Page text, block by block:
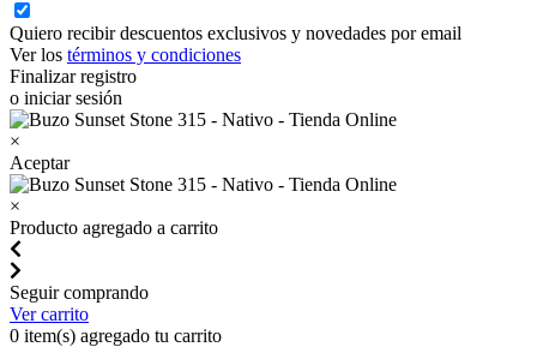
Quiero recibir descuentos exclusivos y novedades por email
Ver los términos y condiciones
Finalizar registro
o iniciar sesión
×
Aceptar
×
Producto agregado a carrito
Seguir comprando
Ver carrito
0 item(s) agregado tu carrito